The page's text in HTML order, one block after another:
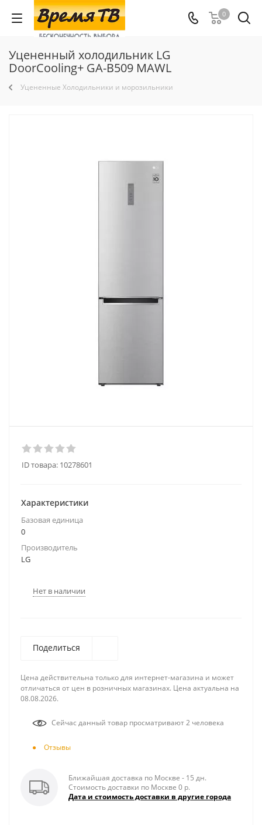
0
Уцененный холодильник LG
DoorCooling+ GA-B509 MAWL
Уцененные Холодильники и морозильники
ID товара: 10278601
Характеристики
Базовая единица
0
Производитель
LG
Нет в наличии
Поделиться
Цена действительна только для интернет-магазина и может
отличаться от цен в розничных магазинах. Цена актуальна на
08.08.2026.
Сейчас данный товар просматривают 2 человека
Отзывы
Ближайшая доставка по Москве - 15 дн.
Стоимость доставки по Москве 0 р.
Дата и стоимость доставки в другие города